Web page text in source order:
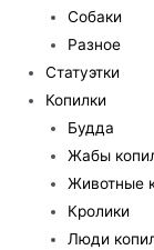
Собаки
Разное
Статуэтки
Копилки
Будда
Жабы
Животные
Кролики
Люди